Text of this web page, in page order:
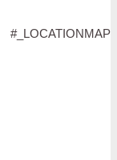
#_LOCATIONMAP